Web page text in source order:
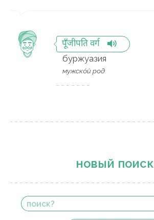
पूँजीपति वर्ग
буржуазия
мужско́й род
новый поиск